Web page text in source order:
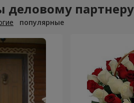
деловому партнеру
популярные